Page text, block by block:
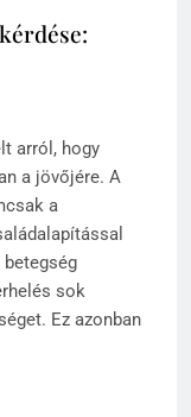
arról, hogy
a jövőjére. A
a
sok
Ez azonban